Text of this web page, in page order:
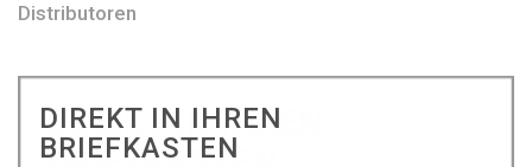
Distributoren
DIREKT IN IHREN
BRIEFKASTEN